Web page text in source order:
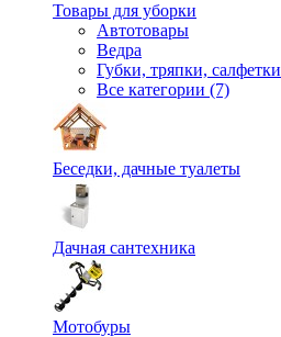
Товары для уборки
Автотовары
Ведра
Губки, тряпки, салфетки
Все категории (7)
Беседки, дачные туалеты
Дачная сантехника
Мотобуры